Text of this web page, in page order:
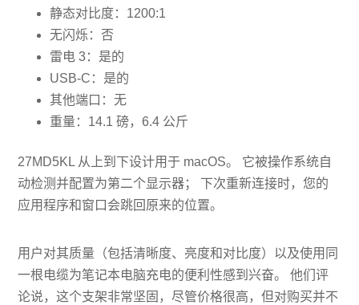
静态对比度：1200:1
无闪烁：否
雷电 3：是的
USB-C：是的
其他端口：无
重量：14.1 磅，6.4 公斤
27MD5KL 从上到下设计用于 macOS。 它被操作系统自
动检测并配置为第二个显示器； 下次重新连接时，您的
应用程序和窗口会跳回原来的位置。
用户对其质量（包括清晰度、亮度和对比度）以及使用同
一根电缆为笔记本电脑充电的便利性感到兴奋。 他们评
论说，这个支架非常坚固，尽管价格很高，但对购买并不